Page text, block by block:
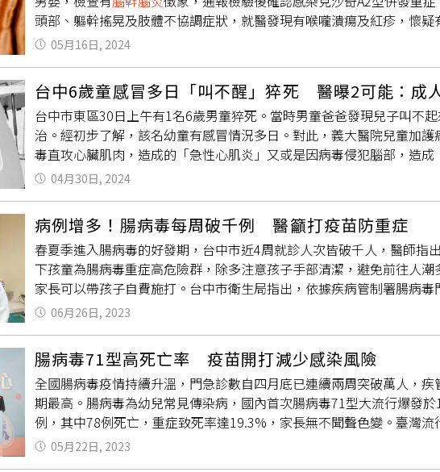
量。目前夫妻倆仍持續接受復健治療，包括針灸、電刺激、按摩與下肢
無法正常咀嚼，在醫師協助下已逐漸恢復，腿部與手臂也慢慢恢復知
疾病讓夫妻倆失去健康與孩子，感情卻因此更加緊密。李先生說，雖
人難以理解的默契，「她想做什麼，我幾乎都知道。」他感慨，結婚
體會婚姻的意義，「有困難的時候，就是2個人互相攙扶著走下去。」
不清或精神不佳持續嘔吐抽搐或肢體抖動呼吸急促或心跳加快手腳無
科急重症照護能力的醫療院所。腸病毒要預防重症 建議評估疫苗接種
（EV71）的疫苗可供接種。EV71曾為腸病毒重症主要病毒型別之一
家長可與兒科醫師討論評估接種，提升幼童對腸病毒重症的保護力。
種類需完成2至3劑保護效果：降低EV71型腸病毒引起的重症及神經併
染與傳播風險，建議家長及托育機構落實以下措施：使用肥皂勤洗手，
參加群聚活動定期清潔與消毒幼童常接觸的玩具及環境避免共用餐具
可能不明顯，但仍可能傳染幼童，因此返家後應先洗手並更換衣物，
病毒疫情通常於春季開始升溫，夏季達到高峰，家長應持續關注幼童
遵循醫師指示，尤其在感染後3至5天內應密切觀察是否有神經或心肺
苗接種與日常衛生習慣雙管齊下，是預防腸病毒重症的關鍵。【延伸
未滿5歲童腦炎搶救中腸病毒萬人就診！疾管署：疫情趨緩仍有傳播風
https://www.healthnews.com.tw/readnews.php?id=68131
頭部、軀幹搖晃及肢體不協調症狀，就醫發現有喉嚨潰瘍及紅疹，懷
治住院，經診斷為腸病毒感染，檢查有
徵象，通報檢驗後確
善，目前個案已出院。依據疾管署監測資料顯示，今年累計2例重症
幼童，與去（2023）年同期病例數（3例）相當。目前處腸病毒流行期
播風險上升；另實驗室監測顯示腸病毒以克沙奇A型為主，其中易引起
感染個案均為輕症，呼籲民眾及教托育機構人員持續注意預防措施及警
腸病毒A71型外，其他腸病毒型別尚無疫苗可供預防；5歲以下嬰幼兒
中嬰幼兒經醫師診斷感染腸病毒時，請注意觀察是否出現重症前兆病
力或麻痺、肌抽躍（無故驚嚇或突然間全身肌肉收縮）、持續嘔吐與
速送到大醫院接受治療，以掌握黃金治療時間。疾管署再次呼籲，國
手足間傳播，籲請家有5歲以下嬰幼兒之家庭，應更加注意個人衛生、
常接觸的物品及玩具，當兒童生病時，應在家休息，並與其他嬰幼兒適
會。疾管署已製作腸病毒防治相關影片、海報及單張等衛教資料，歡
（https://www.cdc.gov.tw）下載運用及查詢相關資訊，或撥打免付費
05月16日, 2024
台中6歲童感冒多日「叫不醒」猝死 醫曝2可能：成
台中市東區30日上午有1名6歲男童猝死。當時男童爸爸發現兒子叫不
治。經初步了解，該名幼童有感冒情況多日。對此，義大醫院兒童加
毒直攻心臟肌肉，造成的「急性心肌炎」又或是因病毒侵犯腦部，造成
能發生類似狀況。楊明浚表示，會造成健康兒童感冒後猝死，一般最
所造成的急性心肌炎，楊明浚指出，在病毒尚未侵犯心臟前，孩子可
幾個小時內，就會變得非常喘、呼吸急促，這時務必要快送至大醫院
造成的「急性 腦幹腦炎」，若這時病童是一個人睡覺，他可能突然性癲
楊明浚提醒民眾，不管是大人或小孩，都有可能發生類似狀況，呼籲
呆滯、講話反應異常或是呼吸變得很快、很喘，高燒突然到攝氏41度
04月30日, 2024
病例增多！腸病毒每周破千例 醫籲打疫苗防重症
春夏季進入腸病毒的好發期，台中市近4周就診人次皆破千人，醫師指
下孩童為腸病毒重症高危險群，除多注意孩子手部清潔，避免前往人
家長可以帶孩子自費施打。台中市衛生局指出，依據疾病管制署腸病
日門診就診人次分別為1779、1664、1594及1087人次。雖人數逐周
來第二波感染，不可輕忽。烏日林新醫院小兒科醫師廖偉利說，腸病
小兒麻痺病毒等，症狀包括喉嚨潰瘍疼痛食不下嚥、引發手腳紅疹，
腦炎等重症情形，其中71型腸病毒屬於容易引起重症的型別。廖偉利說
病毒有免疫力，加上身體系統發育相對不成熟、生活群聚環境，不僅
要透過飛沫、糞口和接觸傳染。衛生福利部食品藥物管理署近期核准
預計7月開放民眾施打。廖偉利表示，腸病毒約有1成孩子可能引發中
苗主要是預防71型腸病毒，以2個月到6歲以下的小朋友為施打對象，建
06月26日, 2023
腸病毒71型高死亡率 疫苗開打減少感染風險
全國腸病毒疫情持續升溫，門急診數自四月底已連續兩周突破萬人，
期最高。腸病毒為幼兒常見傳染病，國內首次腸病毒71型大流行爆發
例，其中78例死亡，重症致死率達19.3%，家長無不聞聲色變。臺灣
流行已是新冠疫情之前；依照腸病毒每2-3 年流行的特性，加上防疫
前預防更加重要。所幸，本土腸病毒疫苗歷經十多年研發，最快今年
05月22日, 2023